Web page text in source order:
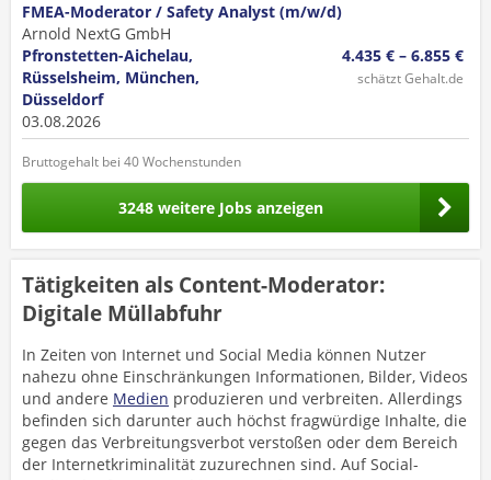
FMEA-Moderator / Safety Analyst (m/w/d)
Arnold NextG GmbH
Pfronstetten-Aichelau,
Rüsselsheim, München,
Düsseldorf
03.08.2026
4.435 € – 6.855 €
schätzt Gehalt.de
Bruttogehalt bei 40 Wochenstunden
3248 weitere Jobs anzeigen
Tätigkeiten als Content-Moderator:
Digitale Müllabfuhr
In Zeiten von Internet und Social Media können Nutzer
nahezu ohne Einschränkungen Informationen, Bilder, Videos
und andere Medien produzieren und verbreiten. Allerdings
befinden sich darunter auch höchst fragwürdige Inhalte, die
gegen das Verbreitungsverbot verstoßen oder dem Bereich
der Internetkriminalität zuzurechnen sind. Auf Social-